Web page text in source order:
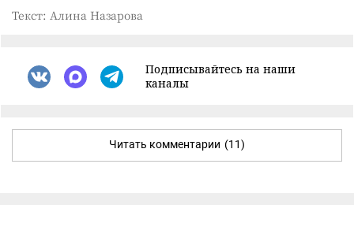
Текст: Алина Назарова
Подписывайтесь на наши
каналы
Читать комментарии (11)